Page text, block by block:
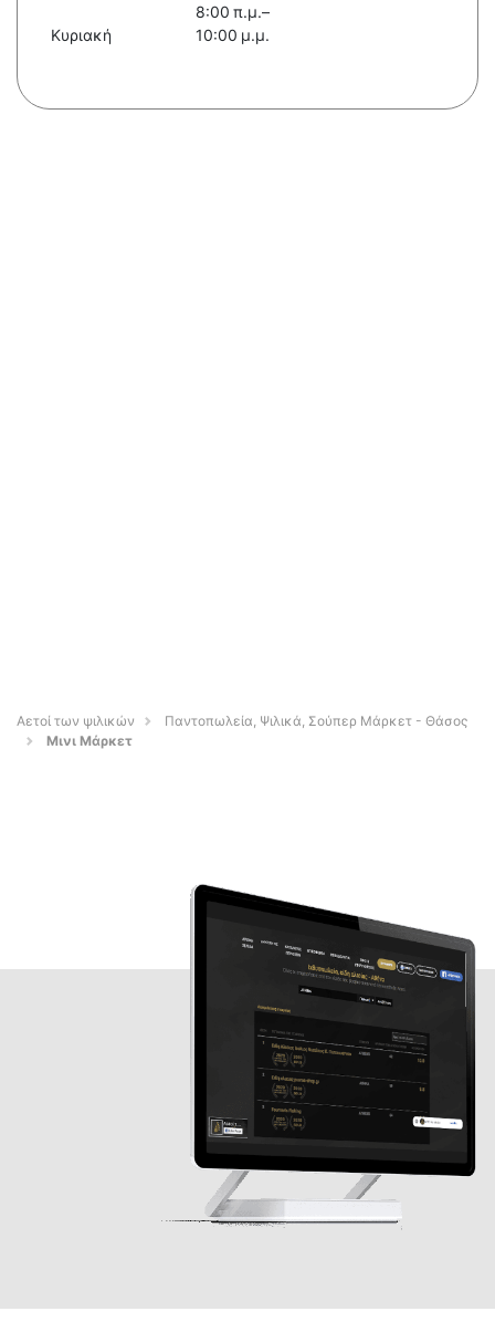
Κυριακή
8:00 π.μ.–
10:00 μ.μ.
Αετοί των ψιλικών
Παντοπωλεία, Ψιλικά, Σούπερ Μάρκετ - Θάσος
Μινι Μάρκετ